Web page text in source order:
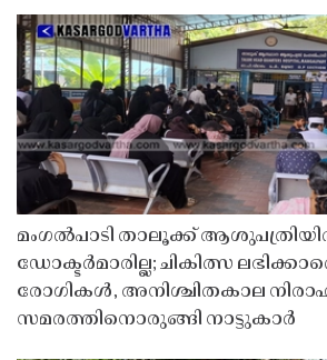
മംഗൽപാടി താലൂക്ക്
ഡോക്ടർമാരില്ല; ചികിത്സ
രോഗികൾ, അനിശ്ചിതകാല
സമരത്തിനൊരുങ്ങി നാട്ടുകാർ